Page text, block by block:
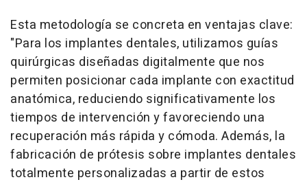
Esta metodología se concreta en ventajas clave:
"Para los implantes dentales, utilizamos guías
quirúrgicas diseñadas digitalmente que nos
permiten posicionar cada implante con exactitud
anatómica, reduciendo significativamente los
tiempos de intervención y favoreciendo una
recuperación más rápida y cómoda. Además, la
fabricación de prótesis sobre implantes dentales
totalmente personalizadas a partir de estos